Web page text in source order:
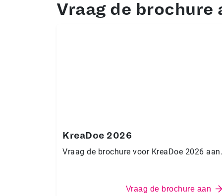
Vraag de brochure
KreaDoe 2026
Vraag de brochure voor KreaDoe 2026 aan.
Vraag de brochure aan